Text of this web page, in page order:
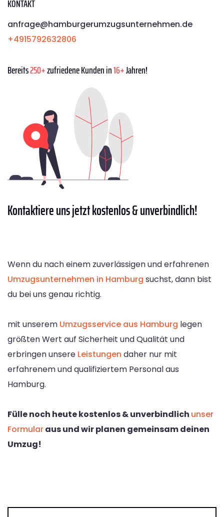
KONTAKT
anfrage@hamburgerumzugsunternehmen.de
+4915792632806
Bereits250+zufriedene Kunden in16+Jahren!
Kontaktiereuns jetzt kostenlos & unverbindlich!
Wenn du nach einem zuverlässigen und erfahrenen
Umzugsunternehmen in Hamburg suchst, dann bist
du bei uns genau richtig.
mit unserem Umzugsservice aus Hamburg legen
größten Wert auf Sicherheit und Qualität und
erbringen unsere Leistungen daher nur mit
erfahrenem und qualifiziertem Personal aus
Hamburg.
Fülle noch heute kostenlos & unverbindlich unser
Formularaus und wir planen gemeinsam deinen
Umzug!